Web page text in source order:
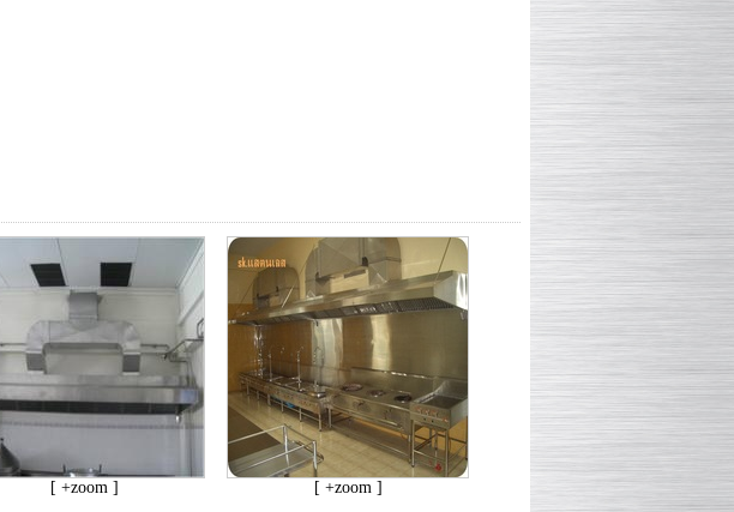
[ +zoom ] [ +zoom ]